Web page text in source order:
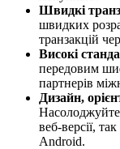
Швидкі
швидких
транзакцій
Високі
передовим
партнерів
Дизайн,
веб-версії,
Android.